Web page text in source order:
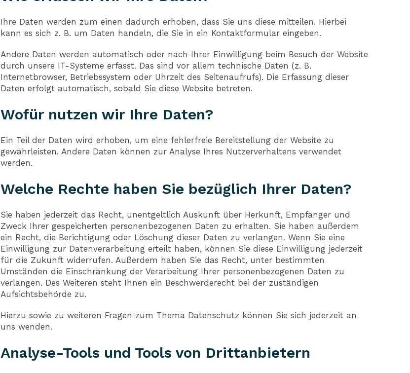
Ihre Daten werden zum einen dadurch erhoben, dass Sie uns diese mitteilen. Hierbei
kann es sich z. B. um Daten handeln, die Sie in ein Kontaktformular eingeben.
Andere Daten werden automatisch oder nach Ihrer Einwilligung beim Besuch der Website
durch unsere IT-Systeme erfasst. Das sind vor allem technische Daten (z. B.
Internetbrowser, Betriebssystem oder Uhrzeit des Seitenaufrufs). Die Erfassung dieser
Daten erfolgt automatisch, sobald Sie diese Website betreten.
Wofür nutzen wir Ihre Daten?
Ein Teil der Daten wird erhoben, um eine fehlerfreie Bereitstellung der Website zu
gewährleisten. Andere Daten können zur Analyse Ihres Nutzerverhaltens verwendet
werden.
Welche Rechte haben Sie bezüglich Ihrer Daten?
Sie haben jederzeit das Recht, unentgeltlich Auskunft über Herkunft, Empfänger und
Zweck Ihrer gespeicherten personenbezogenen Daten zu erhalten. Sie haben außerdem
ein Recht, die Berichtigung oder Löschung dieser Daten zu verlangen. Wenn Sie eine
Einwilligung zur Datenverarbeitung erteilt haben, können Sie diese Einwilligung jederzeit
für die Zukunft widerrufen. Außerdem haben Sie das Recht, unter bestimmten
Umständen die Einschränkung der Verarbeitung Ihrer personenbezogenen Daten zu
verlangen. Des Weiteren steht Ihnen ein Beschwerderecht bei der zuständigen
Aufsichtsbehörde zu.
Hierzu sowie zu weiteren Fragen zum Thema Datenschutz können Sie sich jederzeit an
uns wenden.
Analyse-Tools und Tools von Dritt­anbietern